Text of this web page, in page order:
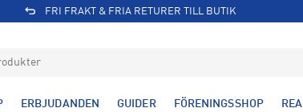
FRI FRAKT & FRIA RETURER TILL BUTIK
ERBJUDANDEN GUIDER FÖRENINGSSHOP REA